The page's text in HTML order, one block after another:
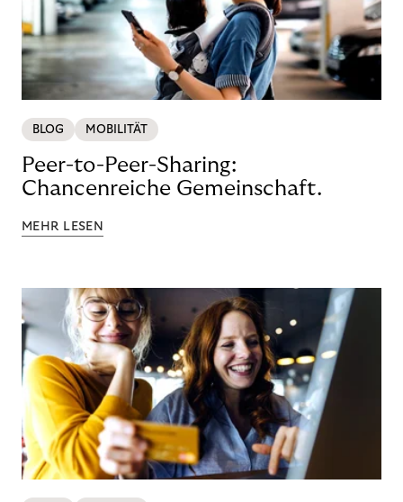
BLOG MOBILITÄT
Peer-to-Peer-Sharing:
Chancenreiche Gemeinschaft.
MEHR LESEN